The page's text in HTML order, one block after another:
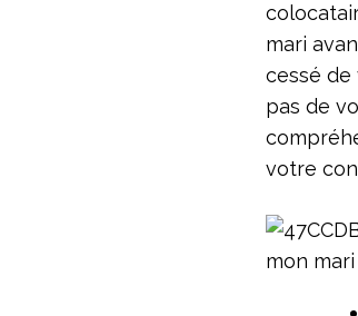
mari
cessé de
pas de
votre